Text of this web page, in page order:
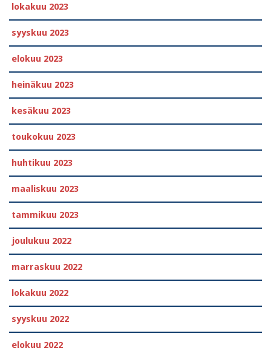
lokakuu 2023
syyskuu 2023
elokuu 2023
heinäkuu 2023
kesäkuu 2023
toukokuu 2023
huhtikuu 2023
maaliskuu 2023
tammikuu 2023
joulukuu 2022
marraskuu 2022
lokakuu 2022
syyskuu 2022
elokuu 2022